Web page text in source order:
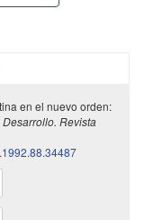
en el nuevo orden:
Revista